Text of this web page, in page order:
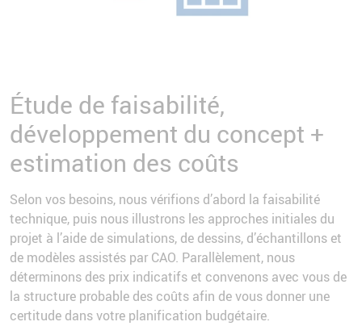
Étude de faisabilité,
développement du concept +
estimation des coûts
Selon vos besoins, nous vérifions d’abord la faisabilité
technique, puis nous illustrons les approches initiales du
projet à l’aide de simulations, de dessins, d’échantillons et
de modèles assistés par CAO. Parallèlement, nous
déterminons des prix indicatifs et convenons avec vous de
la structure probable des coûts afin de vous donner une
certitude dans votre planification budgétaire.